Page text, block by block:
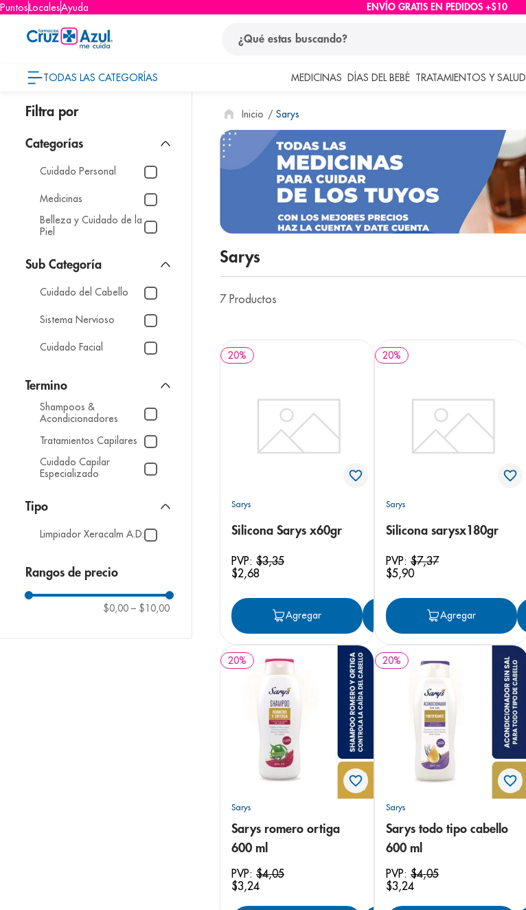
PuntosLocalesAyuda ENVÍO GRATIS EN PEDIDOS +$10
TODAS LAS CATEGORÍAS MEDICINAS DÍAS DEL BEBÉ TRATAMIENTOS Y SALUD
Cuidado Personal
Medicinas
Belleza y Cuidado de la
Piel
Cuidado del Cabello
Sistema Nervioso
Cuidado Facial
Shampoos &
Acondicionadores
Tratamientos Capilares
Cuidado Capilar
Especializado
Tipo
Limpiador Xeracalm A.D.
Rangos de precio
$0,00 – $10,00
Sarys
Sarys
7 Productos
20%
Sarys
Silicona Sarys x60gr
PVP: $3,35
$2,68
Agregar Agregar
20%
Sarys
Silicona sarysx180gr
PVP:$7,37
$5,90
Agregar
20%
Sarys
Sarys romero ortiga
600 ml
PVP: $4,05
$3,24
20%
Sarys
Sarys todo tipo cabello
600 ml
PVP:$4,05
$3,24
términos más buscados
1. protector solar
pañales
3 eucerin
cerave
nivea
7.